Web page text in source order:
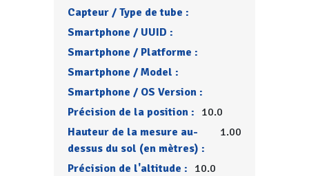
Capteur / Type de tube :
Smartphone / UUID :
Smartphone / Platforme :
Smartphone / Model :
Smartphone / OS Version :
Précision de la position : 10.0
Hauteur de la mesure au-
dessus du sol (en mètres) :
1.00
Précision de l'altitude : 10.0